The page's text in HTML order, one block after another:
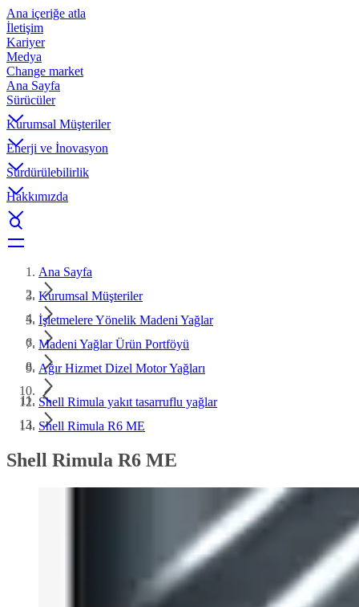
Ana içeriğe atla
İletişim
Kariyer
Medya
Change market
Ana Sayfa
Sürücüler
Kurumsal Müşteriler
Enerji ve İnovasyon
Sürdürülebilirlik
Hakkımızda
Ana Sayfa
Kurumsal Müşteriler
İşletmelere Yönelik Madeni Yağlar
Madeni Yağlar Ürün Portföyü
Ağır Hizmet Dizel Motor Yağları
Shell Rimula yakıt tasarruflu yağlar
Shell Rimula R6 ME
Shell Rimula R6 ME